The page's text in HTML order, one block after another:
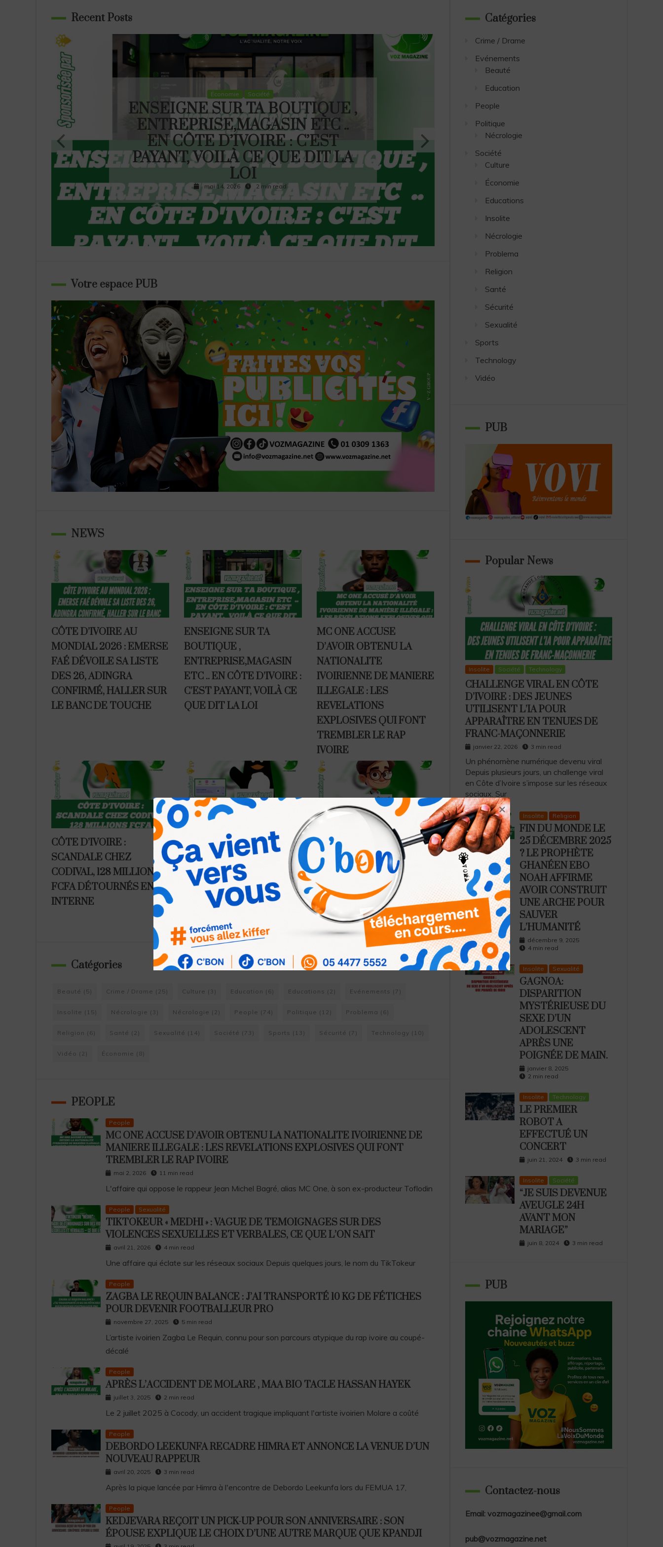
Recent Posts
Économie Société
ENSEIGNE SUR TA BOUTIQUE ,
ENTREPRISE,MAGASIN ETC ..
EN CÔTE D’IVOIRE : C’EST
PAYANT, VOILÀ CE QUE DIT LA
LOI
mai 14, 2026 2 min read
Votre espace PUB
NEWS
CÔTE D’IVOIRE AU
MONDIAL 2026 : EMERSE
FAÉ DÉVOILE SA LISTE
DES 26, ADINGRA
CONFIRMÉ, HALLER SUR
LE BANC DE TOUCHE
ENSEIGNE SUR TA
BOUTIQUE ,
ENTREPRISE,MAGASIN
ETC .. EN CÔTE D’IVOIRE :
C’EST PAYANT, VOILÀ CE
QUE DIT LA LOI
MC ONE ACCUSE
D’AVOIR OBTENU LA
NATIONALITE
IVOIRIENNE DE MANIERE
ILLEGALE : LES
REVELATIONS
EXPLOSIVES QUI FONT
TREMBLER LE RAP
IVOIRE
CÔTE D’IVOIRE :
SCANDALE CHEZ
CODIVAL, 128 MILLIONS
FCFA DÉTOURNÉS EN
INTERNE
WAVE CÔTE D’IVOIRE :
PINGUIN BLEU QUI PLIE
LE GAME DU MOBILE
MONEY
DOCTEUR TANO : LE
CHIRURGIEN
ESTHÉTIQUE D’ABIDJAN
ACCUSÉ DE VIOLS, DE
DROGUES ET D’UNE
MORT SUSPECTE
Catégories
Beauté (5) Crime / Drame (25) Culture (3) Education (6) Educations (2) Evénements (7)
Insolite (15) Nécrologie (3) Nécrologie (2) People (74) Politique (12) Problema (6)
Religion (6) Santé (2) Sexualité (14) Société (73) Sports (13) Sécurité (7) Technology (10)
Vidéo (2) Économie (8)
PEOPLE
People
MC ONE ACCUSE D’AVOIR OBTENU LA NATIONALITE IVOIRIENNE DE
MANIERE ILLEGALE : LES REVELATIONS EXPLOSIVES QUI FONT
TREMBLER LE RAP IVOIRE
mai 2, 2026 11 min read
L'affaire qui oppose le rappeur Jean Michel Bagré, alias MC One, à son ex-producteur Toflodin
People Sexualité
TIKTOKEUR « MEDHI » : VAGUE DE TEMOIGNAGES SUR DES
VIOLENCES SEXUELLES ET VERBALES, CE QUE L’ON SAIT
avril 21, 2026 4 min read
Une affaire qui éclate sur les réseaux sociaux Depuis quelques jours, le nom du TikTokeur
People
ZAGBA LE REQUIN BALANCE : J’AI TRANSPORTÉ 10 KG DE FÉTICHES
POUR DEVENIR FOOTBALLEUR PRO
novembre 27, 2025 5 min read
L’artiste ivoirien Zagba Le Requin, connu pour son parcours atypique du rap ivoire au coupé-
décalé
People
APRÈS L’ACCIDENT DE MOLARE , MAA BIO TACLE HASSAN HAYEK
juillet 3, 2025 2 min read
Le 2 juillet 2025 à Cocody, un accident tragique impliquant l'artiste ivoirien Molare a coûté
People
DEBORDO LEEKUNFA RECADRE HIMRA ET ANNONCE LA VENUE D’UN
NOUVEAU RAPPEUR
avril 20, 2025 3 min read
Après la pique lancée par Himra à l'encontre de Debordo Leekunfa lors du FEMUA 17,
People
KEDJEVARA REÇOIT UN PICK-UP POUR SON ANNIVERSAIRE : SON
ÉPOUSE EXPLIQUE LE CHOIX D’UNE AUTRE MARQUE QUE KPANDJI
Catégories
Crime / Drame
Evénements
Beauté
Education
People
Politique
Nécrologie
Société
Culture
Économie
Educations
Insolite
Nécrologie
Problema
Religion
Santé
Sécurité
Sexualité
Sports
Technology
Vidéo
PUB
Popular News
Insolite Société Technology
CHALLENGE VIRAL EN CÔTE
D’IVOIRE : DES JEUNES
UTILISENT L’IA POUR
APPARAÎTRE EN TENUES DE
FRANC-MAÇONNERIE
janvier 22, 2026 3 min read
Un phénomène numérique devenu viral
Depuis plusieurs jours, un challenge viral
en Côte d’Ivoire s’impose sur les réseaux
sociaux. Sur
Insolite Religion
FIN DU MONDE LE
25 DÉCEMBRE 2025
? LE PROPHÈTE
GHANÉEN EBO
NOAH AFFIRME
AVOIR CONSTRUIT
UNE ARCHE POUR
SAUVER
L’HUMANITÉ
décembre 9, 2025
4 min read
Insolite Sexualité
GAGNOA:
DISPARITION
MYSTÉRIEUSE DU
SEXE D’UN
ADOLESCENT
APRÈS UNE
POIGNÉE DE MAIN.
janvier 8, 2025
2 min read
Insolite Technology
LE PREMIER
ROBOT A
EFFECTUÉ UN
CONCERT
juin 21, 2024 3 min read
Insolite Société
“JE SUIS DEVENUE
AVEUGLE 24H
AVANT MON
MARIAGE”
juin 8, 2024 3 min read
PUB
Contactez-nous
Email: vozmagazinee@gmail.com
pub@vozmagazine.net